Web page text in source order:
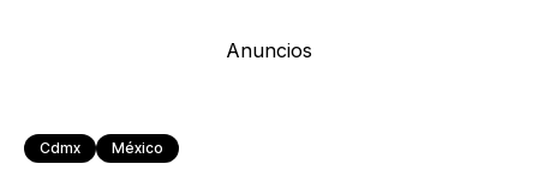
Anuncios
Cdmx México